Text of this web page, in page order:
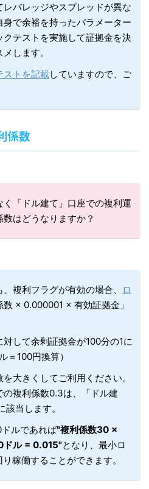
バレッジやスプレッドが異な
身で余裕を持ったパラメーター
クテストを実施して証拠金を決
します。
ストを記載していますので、ご
係数
く「ドル建て」口座での複利運
はどうなりますか？
、複利フラグが有効の場合、
ロ
数 × 0.000001 × 有効証拠金」
して余剰証拠金が100分の1に
＝100円換算）
大きくしてご利用ください。
の複利係数0.3は、「ドル建
当します。
ルであれば"複利係数30 ×
ル = 0.015"となり、最小ロ
稼働することができます。